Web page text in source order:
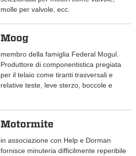
molle per valvole, ecc.
Moog
membro della famiglia Federal Mogul.
Produttore di componentistica pregiata
per il telaio come tiranti trasversali e
relative teste, leve sterzo, boccole e
Motormite
in associazione con Help e Dorman
fornisce minuteria difficilmente reperibile